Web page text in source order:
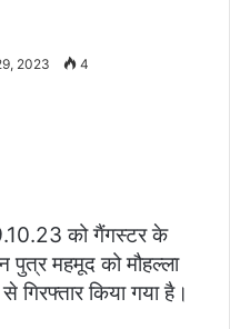
2023 4
को गैंगस्टर के
पुत्र महमूद को मौहल्ला
गिरफ्तार किया गया है।